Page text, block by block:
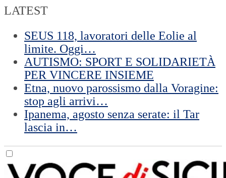
LATEST
SEUS 118, lavoratori delle Eolie al
limite. Oggi…
AUTISMO: SPORT E SOLIDARIETÀ
PER VINCERE INSIEME
Etna, nuovo parossismo dalla Voragine:
stop agli arrivi…
Ipanema, agosto senza serate: il Tar
lascia in…